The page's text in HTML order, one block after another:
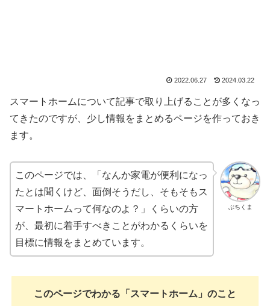
2022.06.27 2024.03.22
スマートホームについて記事で取り上げることが多くなっ
てきたのですが、少し情報をまとめるページを作っておき
ます。
ぶちくま
このページでは、「なんか家電が便利になっ
たとは聞くけど、面倒そうだし、そもそもス
マートホームって何なのよ？」くらいの方
が、最初に着手すべきことがわかるくらいを
目標に情報をまとめています。
このページでわかる「スマートホーム」のこと